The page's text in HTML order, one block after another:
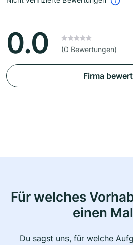
0.0 (0 Bewertungen)
Firma
Für welches
einen
Du sagst uns, für welche